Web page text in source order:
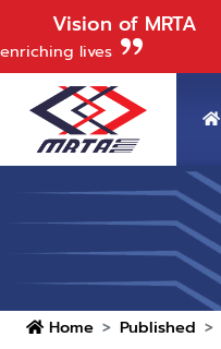
Vision of MRTA
enriching lives
Home Published